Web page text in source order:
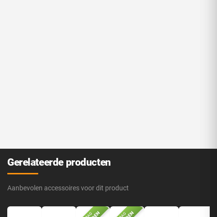
Gerelateerde producten
Aanbevolen accessoires voor dit product